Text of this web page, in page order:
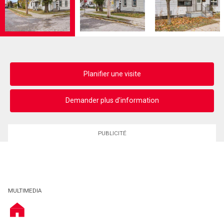
Planifier une visite
Demander plus d'information
PUBLICITÉ
MULTIMEDIA